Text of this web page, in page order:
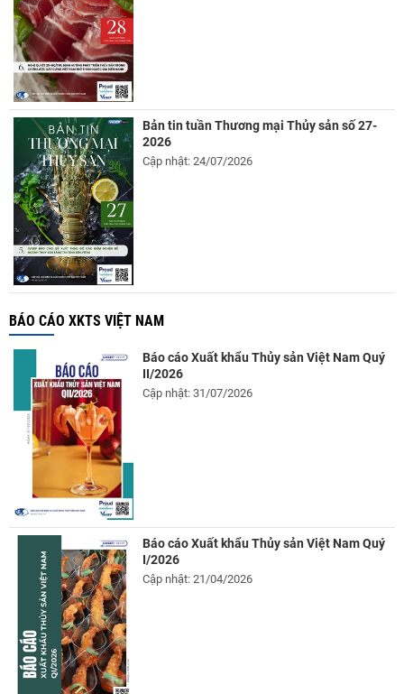
Bản tin tuần Thương mại Thủy sản số 27-
2026
Cập nhật: 24/07/2026
BÁO CÁO XKTS VIỆT NAM
Báo cáo Xuất khẩu Thủy sản Việt Nam Quý
II/2026
Cập nhật: 31/07/2026
Báo cáo Xuất khẩu Thủy sản Việt Nam Quý
I/2026
Cập nhật: 21/04/2026